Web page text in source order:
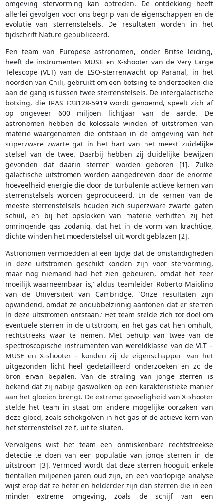
omgeving stervorming kan optreden. De ontdekking heeft
allerlei gevolgen voor ons begrip van de eigenschappen en de
evolutie van sterrenstelsels. De resultaten worden in het
tijdschrift Nature gepubliceerd.
Een team van Europese astronomen, onder Britse leiding,
heeft de instrumenten MUSE en X-shooter van de Very Large
Telescope (VLT) van de ESO-sterrenwacht op Paranal, in het
noorden van Chili, gebruikt om een botsing te onderzoeken die
aan de gang is tussen twee sterrenstelsels. De intergalactische
botsing, die IRAS F23128-5919 wordt genoemd, speelt zich af
op ongeveer 600 miljoen lichtjaar van de aarde. De
astronomen hebben de kolossale winden of uitstromen van
materie waargenomen die ontstaan in de omgeving van het
superzware zwarte gat in het hart van het meest zuidelijke
stelsel van de twee. Daarbij hebben zij duidelijke bewijzen
gevonden dat daarin sterren worden geboren [1]. Zulke
galactische uitstromen worden aangedreven door de enorme
hoeveelheid energie die door de turbulente actieve kernen van
sterrenstelsels worden geproduceerd. In de kernen van de
meeste sterrenstelsels houden zich superzware zwarte gaten
schuil, en bij het opslokken van materie verhitten zij het
omringende gas zodanig, dat het in de vorm van krachtige,
dichte winden het moederstelsel uit wordt geblazen [2].
‘Astronomen vermoedden al een tijdje dat de omstandigheden
in deze uitstromen geschikt konden zijn voor stervorming,
maar nog niemand had het zien gebeuren, omdat het zeer
moeilijk waarneembaar is,’ aldus teamleider Roberto Maiolino
van de Universiteit van Cambridge. ‘Onze resultaten zijn
opwindend, omdat ze ondubbelzinnig aantonen dat er sterren
in deze uitstromen ontstaan.’ Het team stelde zich tot doel om
eventuele sterren in de uitstroom, en het gas dat hen omhult,
rechtstreeks waar te nemen. Met behulp van twee van de
spectroscopische instrumenten van wereldklasse van de VLT –
MUSE en X-shooter – konden zij de eigenschappen van het
uitgezonden licht heel gedetailleerd onderzoeken en zo de
bron ervan bepalen. Van de straling van jonge sterren is
bekend dat zij nabije gaswolken op een karakteristieke manier
aan het gloeien brengt. De extreme gevoeligheid van X-shooter
stelde het team in staat om andere mogelijke oorzaken van
deze gloed, zoals schokgolven in het gas of de actieve kern van
het sterrenstelsel zelf, uit te sluiten.
Vervolgens wist het team een onmiskenbare rechtstreekse
detectie te doen van een populatie van jonge sterren in de
uitstroom [3]. Vermoed wordt dat deze sterren hooguit enkele
tientallen miljoenen jaren oud zijn, en een voorlopige analyse
wijst erop dat ze heter en helderder zijn dan sterren die in een
minder extreme omgeving, zoals de schijf van een